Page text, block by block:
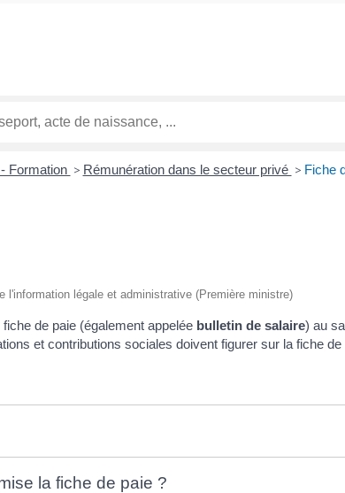
Formation > Rémunération dans le secteur privé > Fiche
l'information légale et administrative (Première ministre)
de paie (également appelée bulletin de salaire) au
et contributions sociales doivent figurer sur la fiche de
la fiche de paie ?